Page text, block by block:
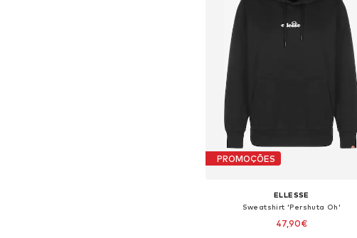
PROMOÇÕES
ELLESSE
Sweatshirt 'Pershuta Oh'
47,90€